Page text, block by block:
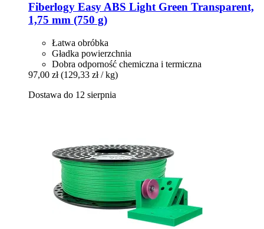
Fiberlogy Easy ABS Light Green Transparent,
1,75 mm (750 g)
Łatwa obróbka
Gładka powierzchnia
Dobra odporność chemiczna i termiczna
97,00 zł (129,33 zł / kg)
Dostawa do 12 sierpnia